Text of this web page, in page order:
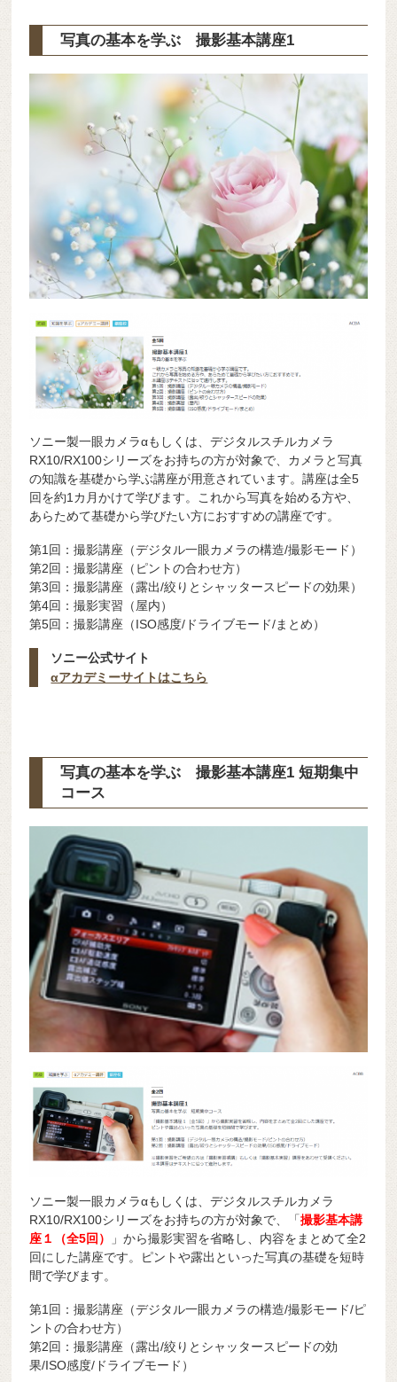
写真の基本を学ぶ 撮影基本講座1
ソニー製一眼カメラαもしくは、デジタルスチルカメラ
RX10/RX100シリーズをお持ちの方が対象で、カメラと写真
の知識を基礎から学ぶ講座が用意されています。講座は全5
回を約1カ月かけて学びます。これから写真を始める方や、
あらためて基礎から学びたい方におすすめの講座です。
第1回：撮影講座（デジタル一眼カメラの構造/撮影モード）
第2回：撮影講座（ピントの合わせ方）
第3回：撮影講座（露出/絞りとシャッタースピードの効果）
第4回：撮影実習（屋内）
第5回：撮影講座（ISO感度/ドライブモード/まとめ）
ソニー公式サイト
αアカデミーサイトはこちら
写真の基本を学ぶ 撮影基本講座1 短期集中
コース
ソニー製一眼カメラαもしくは、デジタルスチルカメラ
RX10/RX100シリーズをお持ちの方が対象で、「撮影基本講
座１（全5回）
」から撮影実習を省略し、内容をまとめて全2
回にした講座です。ピントや露出といった写真の基礎を短時
間で学びます。
第1回：撮影講座（デジタル一眼カメラの構造/撮影モード/ピ
ントの合わせ方）
第2回：撮影講座（露出/絞りとシャッタースピードの効
果/ISO感度/ドライブモード）